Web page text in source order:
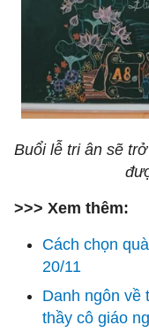
Buổi lễ tri ân sẽ
>>> Xem thêm:
Cách chọn
20/11
Danh ngôn về
thầy cô giáo